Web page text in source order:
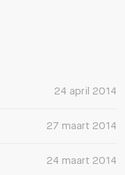
24 april 2014
27 maart 2014
24 maart 2014